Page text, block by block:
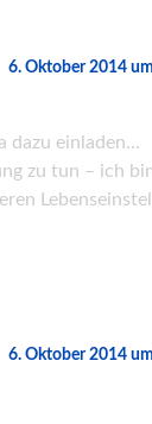
6. Oktober 2014
dazu einladen…
zu tun – ich
6. Oktober 2014